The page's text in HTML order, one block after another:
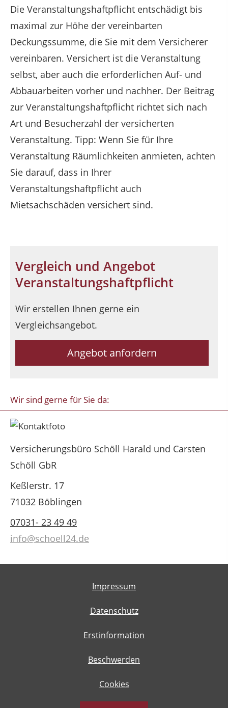
Die Veranstaltungshaftpflicht entschädigt bis
maximal zur Höhe der vereinbarten
Deckungssumme, die Sie mit dem Versicherer
vereinbaren. Versichert ist die Veranstaltung
selbst, aber auch die erforderlichen Auf- und
Abbauarbeiten vorher und nachher. Der Beitrag
zur Veranstaltungshaftpflicht richtet sich nach
Art und Besucherzahl der versicherten
Veranstaltung. Tipp: Wenn Sie für Ihre
Veranstaltung Räumlichkeiten anmieten, achten
Sie darauf, dass in Ihrer
Veranstaltungshaftpflicht auch
Mietsachschäden versichert sind.
Vergleich und Angebot
Veranstaltungshaftpflicht
Wir erstellen Ihnen gerne ein
Vergleichsangebot.
Angebot anfordern
Wir sind gerne für Sie da:
Versicherungsbüro Schöll Harald und Carsten
Schöll GbR
Keßlerstr. 17
71032 Böblingen
07031- 23 49 49
info@schoell24.de
Impressum
Datenschutz
Erstinformation
Beschwerden
Cookies